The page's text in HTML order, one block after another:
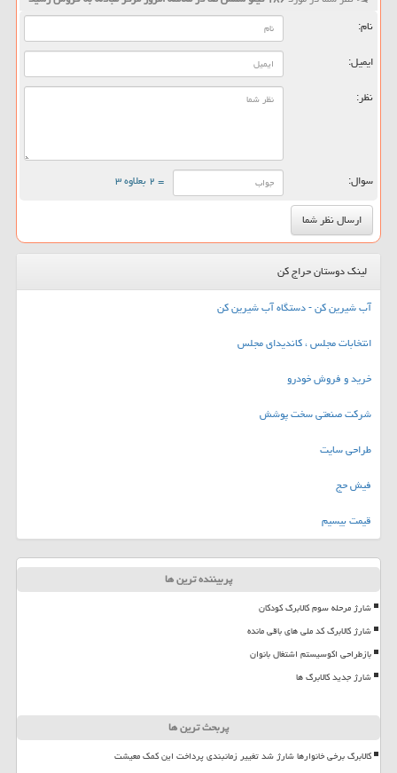
نام:
ایمیل:
نظر:
سوال: = ۲ بعلاوه ۳
لینک دوستان حراج کن
آب شیرین کن - دستگاه آب شیرین کن
انتخابات مجلس ، کاندیدای مجلس
خرید و فروش خودرو
شرکت صنعتی سخت پوشش
طراحی سایت
فیش حج
قیمت بیسیم
پربیننده ترین ها
شارژ مرحله سوم کالابرگ کودکان
شارژ کالابرگ کد ملی های باقی مانده
بازطراحی اکوسیستم اشتغال بانوان
شارژ جدید کالابرگ ها
پربحث ترین ها
کالابرگ برخی خانوارها شارژ شد تغییر زمانبندی پرداخت این کمک معیشت